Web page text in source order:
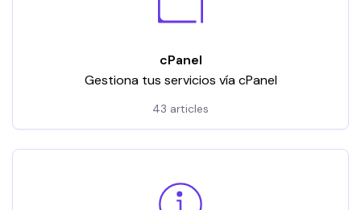
cPanel
Gestiona tus servicios vía cPanel
43 articles